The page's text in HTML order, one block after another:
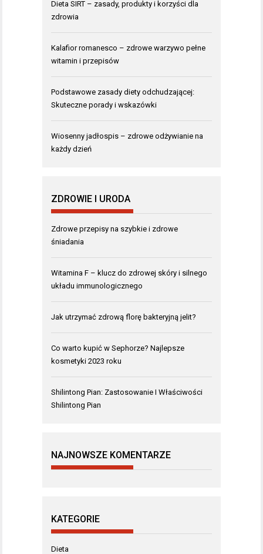
Dieta SIRT – zasady, produkty i korzyści dla
zdrowia
Kalafior romanesco – zdrowe warzywo pełne
witamin i przepisów
Podstawowe zasady diety odchudzającej:
Skuteczne porady i wskazówki
Wiosenny jadłospis – zdrowe odżywianie na
każdy dzień
ZDROWIE I URODA
Zdrowe przepisy na szybkie i zdrowe
śniadania
Witamina F – klucz do zdrowej skóry i silnego
układu immunologicznego
Jak utrzymać zdrową florę bakteryjną jelit?
Co warto kupić w Sephorze? Najlepsze
kosmetyki 2023 roku
Shilintong Pian: Zastosowanie I Właściwości
Shilintong Pian
NAJNOWSZE KOMENTARZE
KATEGORIE
Dieta